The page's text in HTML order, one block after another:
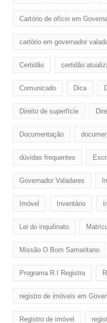
Cartório de ofício em
cartório em governador
Certidão certidão
Comunicado Dica
Direito de superfície
Documentação
dúvidas frequentes
Governador Valadares
Imóvel Inventário
Lei do inquilinato
Missão O Bom Samaritano
Programa R.I Registra
registro de imóveis em
Registro de imóvel